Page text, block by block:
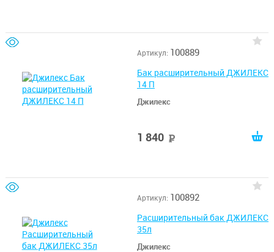
Артикул: 100889
Бак расширительный ДЖИЛЕКС
14 П
Джилекс
1 840
Артикул: 100892
Расширительный бак ДЖИЛЕКС
35л
Джилекс